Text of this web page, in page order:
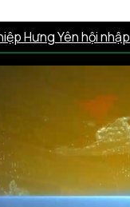
Hưng Yên hội nhập